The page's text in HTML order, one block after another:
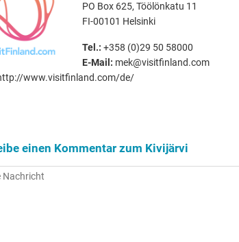
PO Box 625, Töölönkatu 11
FI-00101 Helsinki
Tel.: +358 (0)29 50 58000
E-Mail: mek@visitfinland.com
www.visitfinland.com/de/
einen Kommentar zum Kivijärvi